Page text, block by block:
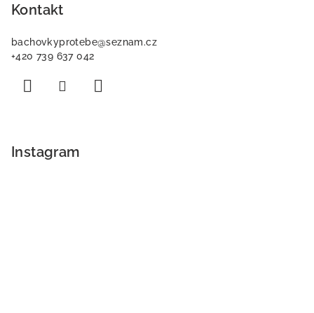
Kontakt
bachovkyprotebe@seznam.cz
+420 739 637 042
Instagram